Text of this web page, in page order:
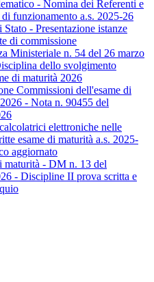
- Nomina dei Referenti e
funzionamento a.s. 2025-26
Stato - Presentazione istanze
di commissione
Ministeriale n. 54 del 26 marzo
dello svolgimento
di maturità 2026
Commissioni dell'esame di
- Nota n. 90455 del
elettroniche nelle
esame di maturità a.s. 2025-
aggiornato
maturità - DM n. 13 del
- Discipline II prova scritta e